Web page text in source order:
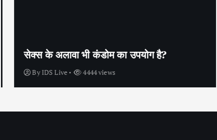
सेक्स के अलावा भी कंडोम का उपयोग है?
ByIDS Live 4444 views